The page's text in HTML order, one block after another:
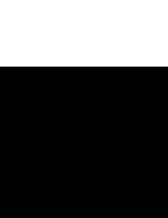
体」へと、3つ